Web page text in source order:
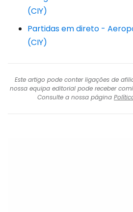
(CIY)
Partidas em direto -
(CIY)
Este artigo pode conter ligações de
nossa equipa editorial pode receber
Consulte a nossa página